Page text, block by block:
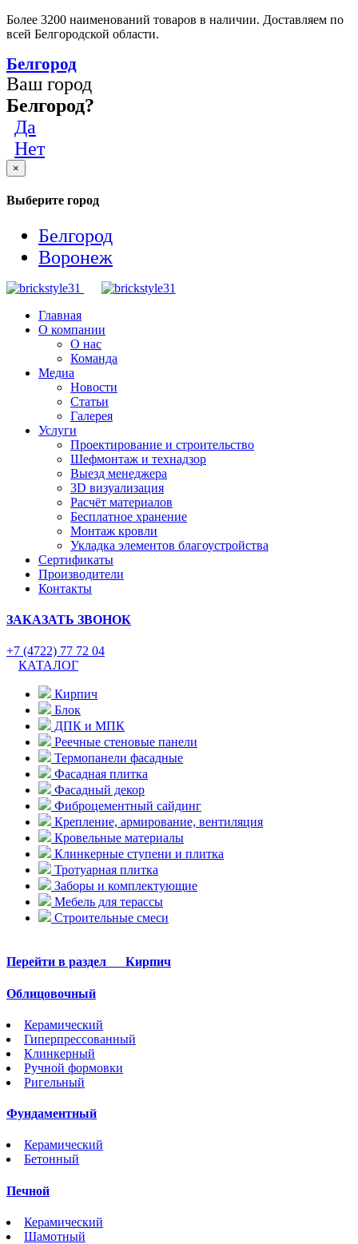
Более 3200 наименований товаров в наличии. Доставляем по
всей Белгородской области.
Белгород
Ваш город
Белгород?
Да
Нет
×
Выберите город
Белгород
Воронеж
Главная
О компании
О нас
Команда
Медиа
Новости
Статьи
Галерея
Услуги
Проектирование и строительство
Шефмонтаж и технадзор
Выезд менеджера
3D визуализация
Расчёт материалов
Бесплатное хранение
Монтаж кровли
Укладка элементов благоустройства
Сертификаты
Производители
Контакты
ЗАКАЗАТЬ ЗВОНОК
+7 (4722) 77 72 04
КАТАЛОГ
Кирпич
Блок
ДПК и МПК
Реечные стеновые панели
Термопанели фасадные
Фасадная плитка
Фасадный декор
Фиброцементный сайдинг
Крепление, армирование, вентиляция
Кровельные материалы
Клинкерные ступени и плитка
Тротуарная плитка
Заборы и комплектующие
Мебель для терассы
Строительные смеси
Перейти в раздел Кирпич
Облицовочный
Керамический
Гиперпрессованный
Клинкерный
Ручной формовки
Ригельный
Фундаментный
Керамический
Бетонный
Печной
Керамический
Шамотный